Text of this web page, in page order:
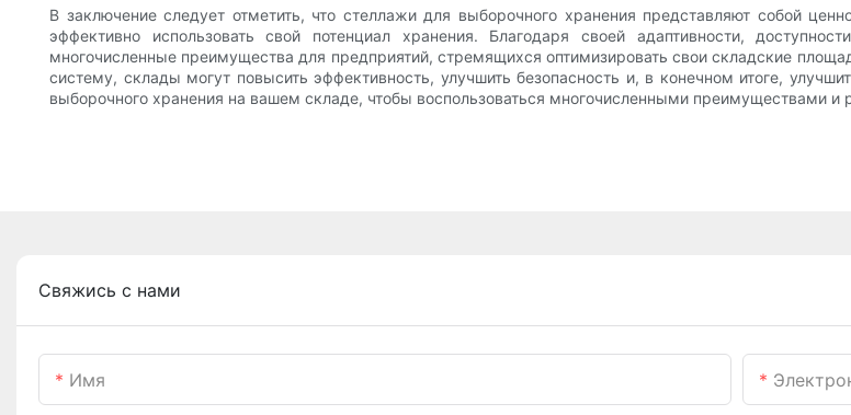
В заключение следует отметить, что стеллажи для выборочного хранения представляют собой
эффективно использовать свой потенциал хранения. Благодаря своей адаптивности,
многочисленные преимущества для предприятий, стремящихся оптимизировать свои складские
систему, склады могут повысить эффективность, улучшить безопасность и, в конечном итоге,
выборочного хранения на вашем складе, чтобы воспользоваться многочисленными преимуществами и
Свяжись с нами
Имя